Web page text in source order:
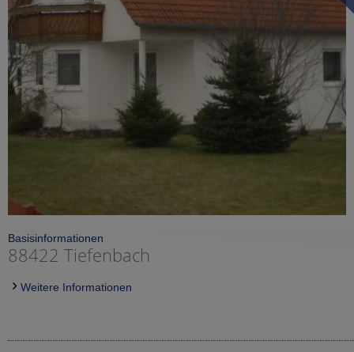
Basisinformationen
88422 Tiefenbach
Weitere Informationen